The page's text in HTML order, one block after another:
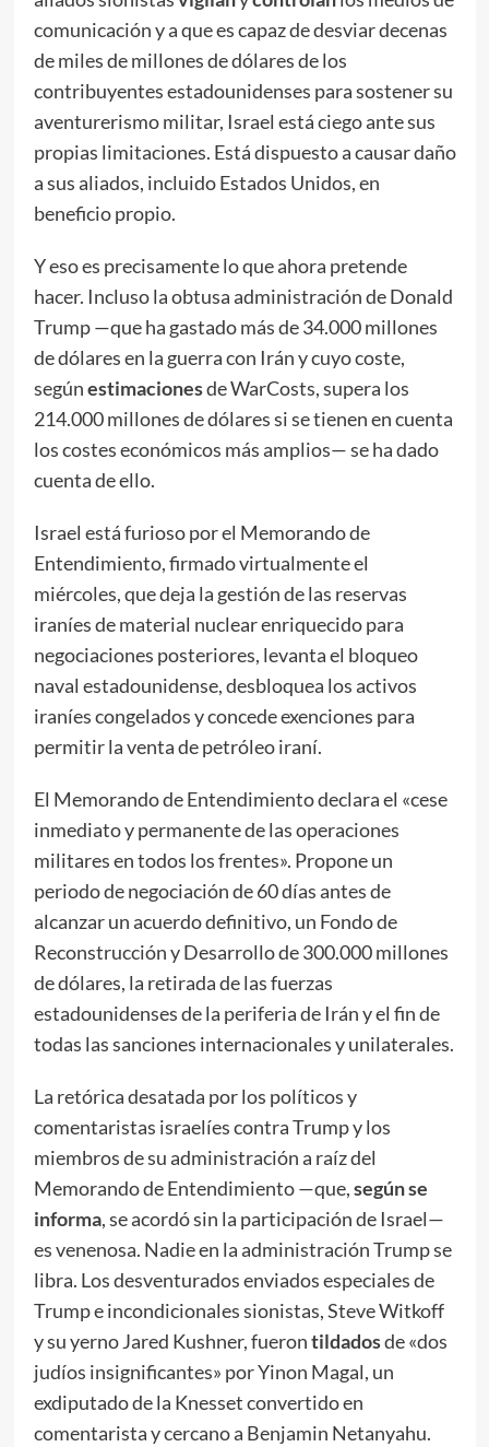
comunicación y a que es capaz de desviar decenas
de miles de millones de dólares de los
contribuyentes estadounidenses para sostener su
aventurerismo militar, Israel está ciego ante sus
propias limitaciones. Está dispuesto a causar daño
a sus aliados, incluido Estados Unidos, en
beneficio propio.
Y eso es precisamente lo que ahora pretende
hacer. Incluso la obtusa administración de Donald
Trump —que ha gastado más de 34.000 millones
de dólares en la guerra con Irán y cuyo coste,
segúnestimacionesde WarCosts, supera los
214.000 millones de dólares si se tienen en cuenta
los costes económicos más amplios— se ha dado
cuenta de ello.
Israel está furioso por el Memorando de
Entendimiento, firmado virtualmente el
miércoles, que deja la gestión de las reservas
iraníes de material nuclear enriquecido para
negociaciones posteriores, levanta el bloqueo
naval estadounidense, desbloquea los activos
iraníes congelados y concede exenciones para
permitir la venta de petróleo iraní.
El Memorando de Entendimiento declara el «cese
inmediato y permanente de las operaciones
militares en todos los frentes». Propone un
periodo de negociación de 60 días antes de
alcanzar un acuerdo definitivo, un Fondo de
Reconstrucción y Desarrollo de 300.000 millones
de dólares, la retirada de las fuerzas
estadounidenses de la periferia de Irán y el fin de
todas las sanciones internacionales y unilaterales.
La retórica desatada por los políticos y
comentaristas israelíes contra Trump y los
miembros de su administración a raíz del
Memorando de Entendimiento —que,según se
informa, se acordó sin la participación de Israel—
es venenosa. Nadie en la administración Trump se
libra. Los desventurados enviados especiales de
Trump e incondicionales sionistas, Steve Witkoff
y su yerno Jared Kushner, fuerontildadosde «dos
judíos insignificantes» por Yinon Magal, un
exdiputado de la Knesset convertido en
comentarista y cercano a Benjamin Netanyahu.